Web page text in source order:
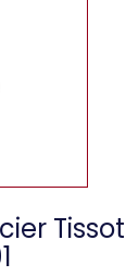
Tissot